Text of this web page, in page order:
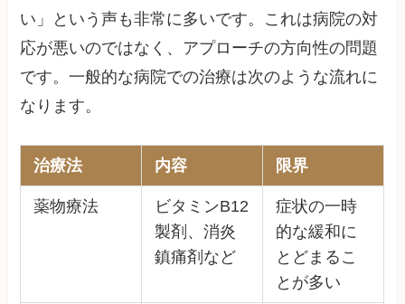
い」という声も非常に多いです。これは病院の対
応が悪いのではなく、アプローチの方向性の問題
です。一般的な病院での治療は次のような流れに
なります。
治療法 内容 限界
薬物療法
ビタミンB12
製剤、消炎
鎮痛剤など
症状の一時
的な緩和に
とどまるこ
とが多い